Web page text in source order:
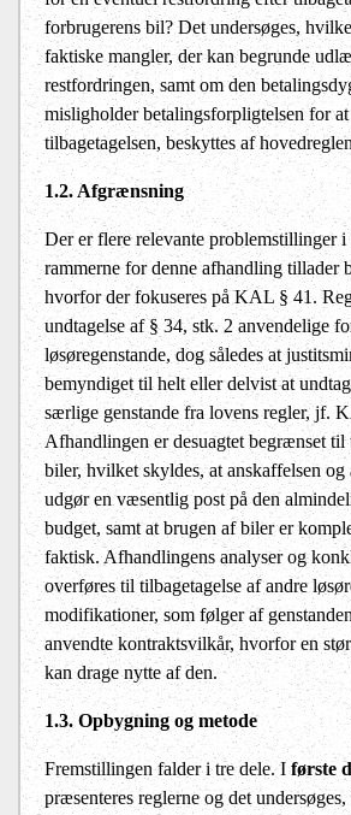
forbrugerens bil? Det undersøges,
faktiske mangler, der kan begrunde
restfordringen, samt om den
misligholder betalingsforpligtelsen for
tilbagetagelsen, beskyttes af
1.2. Afgrænsning
Der er flere relevante problemstillinger
rammerne for denne afhandling tillader
hvorfor der fokuseres på KAL § 41.
undtagelse af § 34, stk. 2 anvendelige
løsøregenstande, dog således at
bemyndiget til helt eller delvist at
særlige genstande fra lovens regler, jf.
Afhandlingen er desuagtet begrænset til
biler, hvilket skyldes, at anskaffelsen og
udgør en væsentlig post på den
budget, samt at brugen af biler er
faktisk. Afhandlingens analyser og
overføres til tilbagetagelse af andre
modifikationer, som følger af
anvendte kontraktsvilkår, hvorfor en
kan drage nytte af den.
1.3. Opbygning og metode
Fremstillingen falder i tre dele. I første
præsenteres reglerne og det